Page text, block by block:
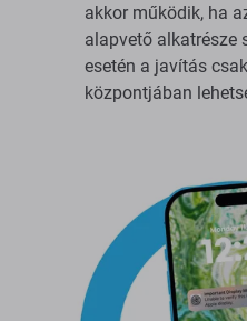
akkor működik, ha
alapvető alkatrésze
esetén a javítás
központjában